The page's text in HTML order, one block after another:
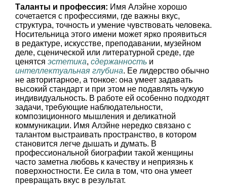
Таланты и профессия: Имя Алэйне хорошо
сочетается с профессиями, где важны вкус,
структура, точность и умение чувствовать человека.
Носительница этого имени может ярко проявиться
в редактуре, искусстве, преподавании, музейном
деле, сценической или литературной среде, где
ценятся эстетика, сдержанность и
интеллектуальная глубина. Ее лидерство обычно
не авторитарное, а тонкое: она умеет задавать
высокий стандарт и при этом не подавлять чужую
индивидуальность. В работе ей особенно подходят
задачи, требующие наблюдательности,
композиционного мышления и деликатной
коммуникации. Имя Алэйне нередко связано с
талантом выстраивать пространство, в котором
становится легче дышать и думать. В
профессиональной биографии такой женщины
часто заметна любовь к качеству и неприязнь к
поверхностности. Ее сила в том, что она умеет
превращать вкус в результат.